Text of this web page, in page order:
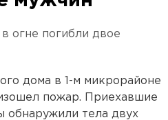
огне погибли двое
дома в 1-м микрорайоне
пожар. Приехавшие
обнаружили тела двух